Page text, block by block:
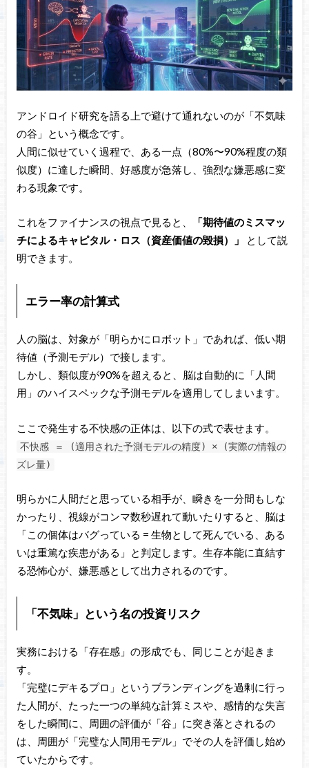
アンドロイド研究を語る上で避けて通れないのが「不気味
の谷」という概念です。
人間に似せていく過程で、ある一点（80%〜90%程度の類
似度）に達した瞬間、好感度が急落し、強烈な嫌悪感に変
わる現象です。
これをファイナンスの視点で見ると、
「期待値のミスマッ
チによるキャピタル・ロス（資産価値の毀損）」
として説
明できます。
エラー率の計算式
人の脳は、対象が「明らかにロボット」であれば、低い期
待値（予測モデル）で接します。
しかし、類似度が90%を超えると、脳は自動的に「人間
用」のハイスペックな予測モデルを適用してしまいます。
ここで発生する不快感の正体は、以下の式で表せます。
不快感 ＝ (適用された予測モデルの精度) × (実際の情報の
ズレ量)
明らかに人間だと思っている相手が、瞬きを一分間もしな
かったり、視線がコンマ数秒遅れて動いたりすると、脳は
「この個体はバグっている = 生物として死んでいる、ある
いは重篤な疾患がある」と判定します。生存本能に直結す
る恐怖心が、嫌悪感として出力されるのです。
「不気味」という名の投資リスク
実務における「存在感」の形成でも、同じことが起きま
す。
「完璧にデキるプロ」というブランディングを過剰に行っ
た人間が、たった一つの単純な計算ミスや、感情的な失言
をした瞬間に、周囲の評価が「谷」に突き落とされるの
は、周囲が「完璧な人間用モデル」でその人を評価し始め
ていたからです。